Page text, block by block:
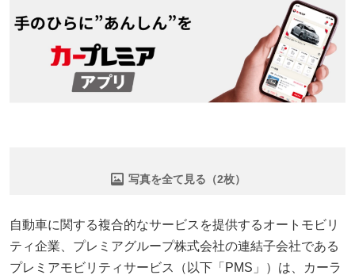
写真を全て見る（2枚）
自動車に関する複合的なサービスを提供するオートモビリ
ティ企業、プレミアグループ株式会社の連結子会社である
プレミアモビリティサービス（以下「PMS」）は、カーラ